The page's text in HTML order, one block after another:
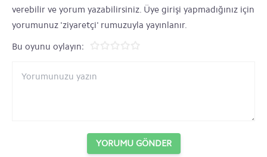
verebilir ve yorum yazabilirsiniz. Üye girişi yapmadığınız için
yorumunuz 'ziyaretçi' rumuzuyla yayınlanır.
Bu oyunu oylayın:
YORUMU GÖNDER